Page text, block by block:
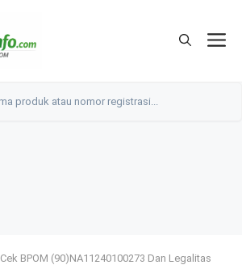
Cek BPOM (90)NA11240100273 Dan Legalitas